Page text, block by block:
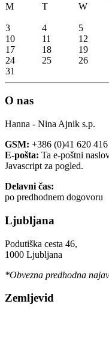
M
T W
3
4 5
10
11 12
17
18 19
24
25 26
31
O nas
Hanna - Nina Ajnik s.p.
GSM: +386 (0)41 620 416
E-pošta: Ta e-poštni
Javascript za pogled.
Delavni čas:
po predhodnem dogovoru
Ljubljana
Podutiška cesta 46,
1000 Ljubljana
*Obvezna predhodna
Zemljevid